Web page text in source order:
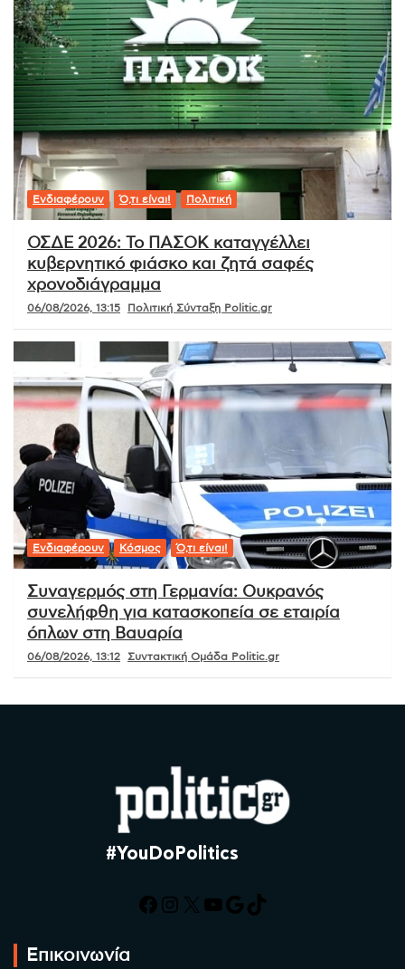
Ενδιαφέρουν Ό,τι είναι! Πολιτική
ΟΣΔΕ 2026: Το ΠΑΣΟΚ καταγγέλλει
κυβερνητικό φιάσκο και ζητά σαφές
χρονοδιάγραμμα
06/08/2026, 13:15 Πολιτική Σύνταξη Politic.gr
Ενδιαφέρουν Κόσμος Ό,τι είναι!
Συναγερμός στη Γερμανία: Ουκρανός
συνελήφθη για κατασκοπεία σε εταιρία
όπλων στη Βαυαρία
06/08/2026, 13:12 Συντακτική Ομάδα Politic.gr
#YouDoPolitics
Facebook
Instagram
X YouTube
Google
TikTok
Επικοινωνία